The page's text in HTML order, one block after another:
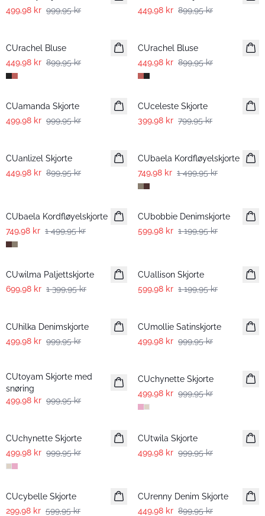
499,98 kr 999,95 kr
449,98 kr 899,95 kr
CUrachel Bluse
449,98 kr 899,95 kr
CUrachel Bluse
449,98 kr 899,95 kr
-50%
CUamanda Skjorte
499,98 kr 999,95 kr
-50%
CUceleste Skjorte
399,98 kr 799,95 kr
CUanlizel Skjorte
449,98 kr 899,95 kr
CUbaela Kordfløyelskjorte
749,98 kr 1 499,95 kr
CUbaela Kordfløyelskjorte
749,98 kr 1 499,95 kr
-50%
CUbobbie Denimskjorte
599,98 kr 1 199,95 kr
-50%
CUwilma Paljettskjorte
699,98 kr 1 399,95 kr
CUallison Skjorte
599,98 kr 1 199,95 kr
CUhilka Denimskjorte
499,98 kr 999,95 kr
CUmollie Satinskjorte
499,98 kr 999,95 kr
CUtoyam Skjorte med
snøring
499,98 kr 999,95 kr
CUchynette Skjorte
499,98 kr 999,95 kr
CUchynette Skjorte
499,98 kr 999,95 kr
CUtwila Skjorte
499,98 kr 999,95 kr
-50%
CUcybelle Skjorte
299,98 kr 599,95 kr
CUrenny Denim Skjorte
449,98 kr 899,95 kr